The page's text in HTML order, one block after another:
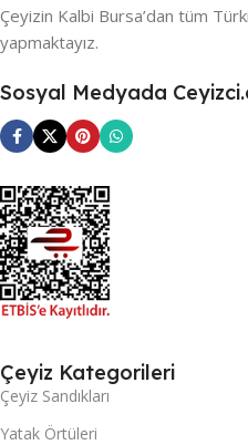
Çeyizin Kalbi Bursa’dan tüm
yapmaktayız.
Sosyal Medyada
Çeyiz Kategorileri
Çeyiz Sandıkları
Yatak Örtüleri